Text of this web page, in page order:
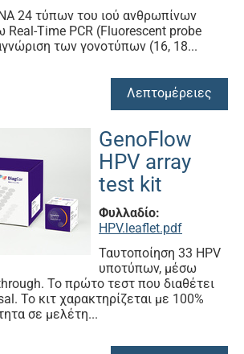
24 τύπων του ιού ανθρωπίνων
Time PCR (Fluorescent probe
των γονοτύπων (16, 18...
Λεπτομέρειες
GenoFlow
HPV array
test kit
Φυλλαδίο:
HPV.leaflet.pdf
Ταυτοποίηση 33 HPV
υποτύπων, μέσω
Το πρώτο τεστ που διαθέτει
Το κιτ χαρακτηρίζεται με 100%
σε μελέτη...